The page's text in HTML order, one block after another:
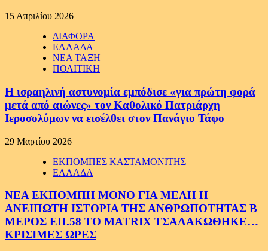
15 Απριλίου 2026
ΔΙΑΦΟΡΑ
ΕΛΛΑΔΑ
ΝΕΑ ΤΑΞΗ
ΠΟΛΙΤΙΚΗ
Η ισραηλινή αστυνομία εμπόδισε «για πρώτη φορά
μετά από αιώνες» τον Καθολικό Πατριάρχη
Ιεροσολύμων να εισέλθει στον Πανάγιο Τάφο
29 Μαρτίου 2026
ΕΚΠΟΜΠΕΣ ΚΑΣΤΑΜΟΝΙΤΗΣ
ΕΛΛΑΔΑ
ΝΕΑ ΕΚΠΟΜΠΗ ΜΟΝΟ ΓΙΑ ΜΕΛΗ Η
ΑΝΕΙΠΩΤΗ ΙΣΤΟΡΙΑ ΤΗΣ ΑΝΘΡΩΠΟΤΗΤΑΣ Β
ΜΕΡΟΣ ΕΠ.58 ΤΟ MATRIX ΤΣΑΛΑΚΩΘΗΚΕ…
ΚΡΙΣΙΜΕΣ ΩΡΕΣ